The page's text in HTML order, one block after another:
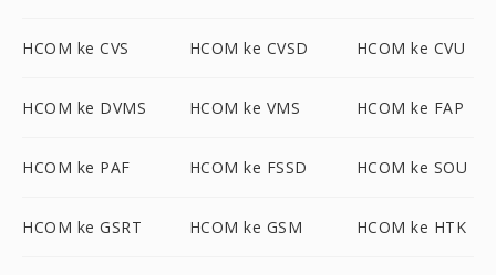
HCOM ke CVS HCOM ke CVSD HCOM ke CVU
HCOM ke DVMS HCOM ke VMS HCOM ke FAP
HCOM ke PAF HCOM ke FSSD HCOM ke SOU
HCOM ke GSRT HCOM ke GSM HCOM ke HTK